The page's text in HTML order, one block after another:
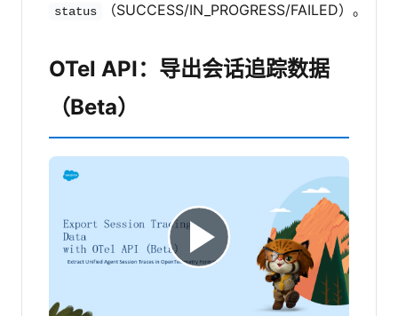
status （SUCCESS/IN_PROGRESS/FAILED）。
OTel API：导出会话追踪数据
（Beta）